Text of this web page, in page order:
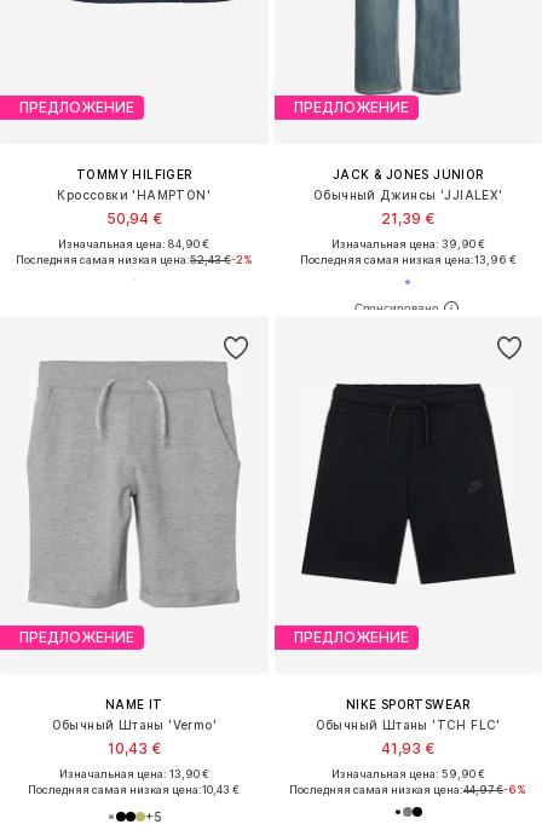
ПРЕДЛОЖЕНИЕ
TOMMY HILFIGER
Кроссовки 'HAMPTON'
50,94 €
Изначальная цена: 84,90 €
Последняя самая низкая цена:52,43 €-2%
ПРЕДЛОЖЕНИЕ
JACK & JONES JUNIOR
Обычный Джинсы 'JJIALEX'
21,39 €
Изначальная цена: 39,90 €
Последняя самая низкая цена:13,96 €
ПРЕДЛОЖЕНИЕ
NAME IT
Обычный Штаны 'Vermo'
10,43 €
Изначальная цена: 13,90 €
Последняя самая низкая цена:10,43 €
+5
ПРЕДЛОЖЕНИЕ
NIKE SPORTSWEAR
Обычный Штаны 'TCH FLC'
41,93 €
Изначальная цена: 59,90 €
Последняя самая низкая цена:44,97 €-6%